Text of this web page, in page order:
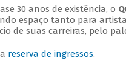
30 anos de existência, o
espaço tanto para
de suas carreiras, pelo
reserva de ingressos.